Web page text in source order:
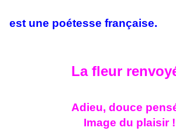
est une poétesse française.
La fleur
Adieu, douce
Image du plaisir !